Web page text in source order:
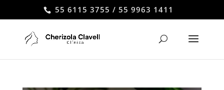
55 6115 3755 / 55 9963 1411